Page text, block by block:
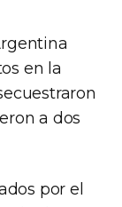
en la
a dos
por el